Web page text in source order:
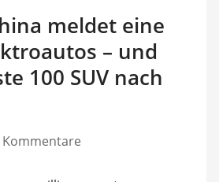
meldet eine
– und
100 SUV nach
Kommentare